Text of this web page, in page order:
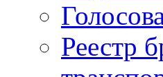
Реестр